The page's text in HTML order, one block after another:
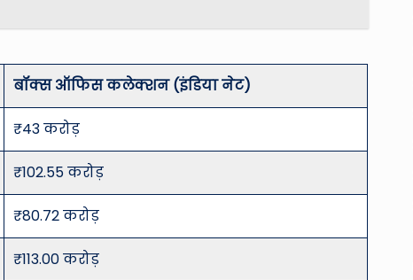
बॉक्स ऑफिस कलेक्शन (इंडिया नेट)
₹43 करोड़
₹102.55 करोड़
₹80.72 करोड़
₹113.00 करोड़